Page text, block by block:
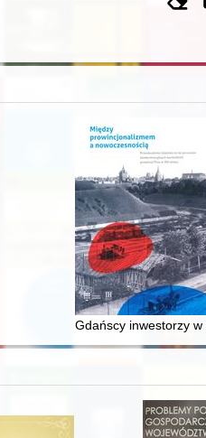
szlacheckich w XVI-wiecznej
Gdańscy inwestorzy